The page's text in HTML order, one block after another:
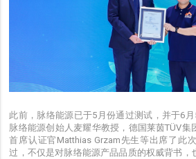
此前，脉络能源已于5月份通过测试，并于6月
脉络能源创始人麦耀华教授，德国莱茵TÜV集
首席认证官Matthias Grzam先生等出席了此
过，不仅是对脉络能源产品品质的权威背书，